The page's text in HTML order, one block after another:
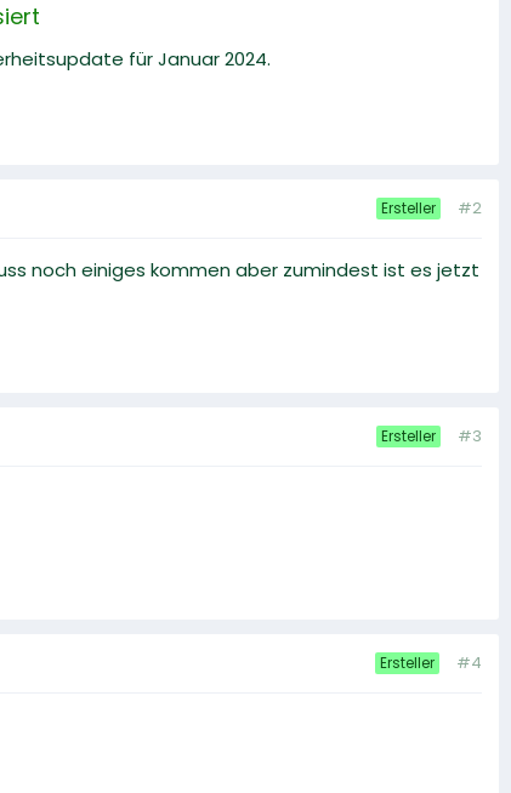
für Januar 2024.
Ersteller #2
noch einiges kommen aber zumindest ist es jetzt
Ersteller #3
Ersteller #4